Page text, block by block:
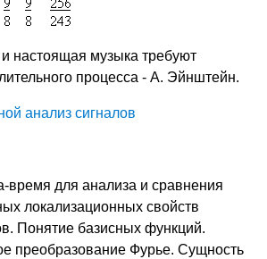
настоящая музыка требуют
процесса - А. Эйнштейн.
анализ сигналов
время для анализа и сравнения
локализационных свойств
Понятие базисных функций.
преобразование Фурье. Сущность